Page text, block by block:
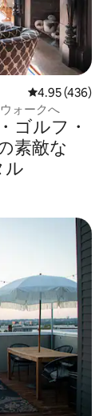
レビュー436
4.95 (436)
ォークへ
ゴルフ・
素⁠敵⁠な
ル